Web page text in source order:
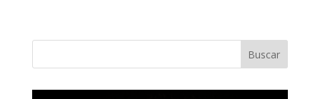
Buscar